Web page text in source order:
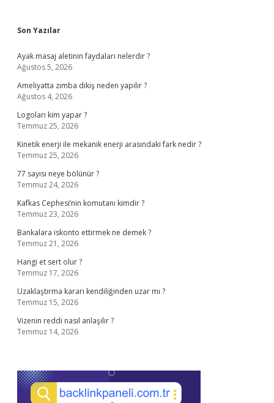
Sidebar
Son Yazılar
Ayak masaj aletinin faydaları nelerdir ?
Ağustos 5, 2026
Ameliyatta zımba dikiş neden yapılır ?
Ağustos 4, 2026
Logoları kim yapar ?
Temmuz 25, 2026
Kinetik enerji ile mekanik enerji arasındaki fark nedir ?
Temmuz 25, 2026
77 sayısı neye bölünür ?
Temmuz 24, 2026
Kafkas Cephesi’nin komutanı kimdir ?
Temmuz 23, 2026
Bankalara iskonto ettirmek ne demek ?
Temmuz 21, 2026
Hangi et sert olur ?
Temmuz 17, 2026
Uzaklaştırma kararı kendiliğinden uzar mı ?
Temmuz 15, 2026
Vizenin reddi nasıl anlaşılır ?
Temmuz 14, 2026